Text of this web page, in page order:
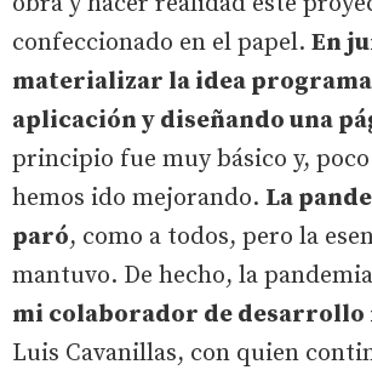
confeccionado en el papel. En
materializar la idea
aplicación y diseñando una
principio fue muy básico y,
hemos ido mejorando. La
paró, como a todos, pero la
mantuvo. De hecho, la pandemia
mi colaborador de desarrollo
Luis Cavanillas, con quien